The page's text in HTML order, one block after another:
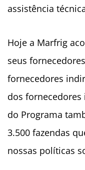
assistência
Hoje a Marfrig
seus
fornecedores
dos
do Programa
3.500 fazendas
nossas políticas